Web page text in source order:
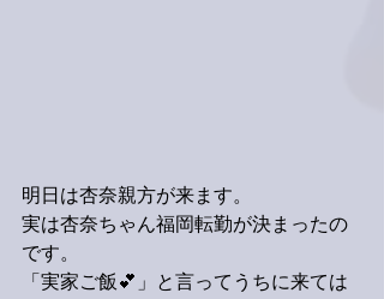
明日は杏奈親方が来ます。
実は杏奈ちゃん福岡転勤が決まったの
です。
「実家ご飯💕」と言ってうちに来ては